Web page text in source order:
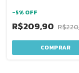
-5% OFF
R$209,90
COMPRAR